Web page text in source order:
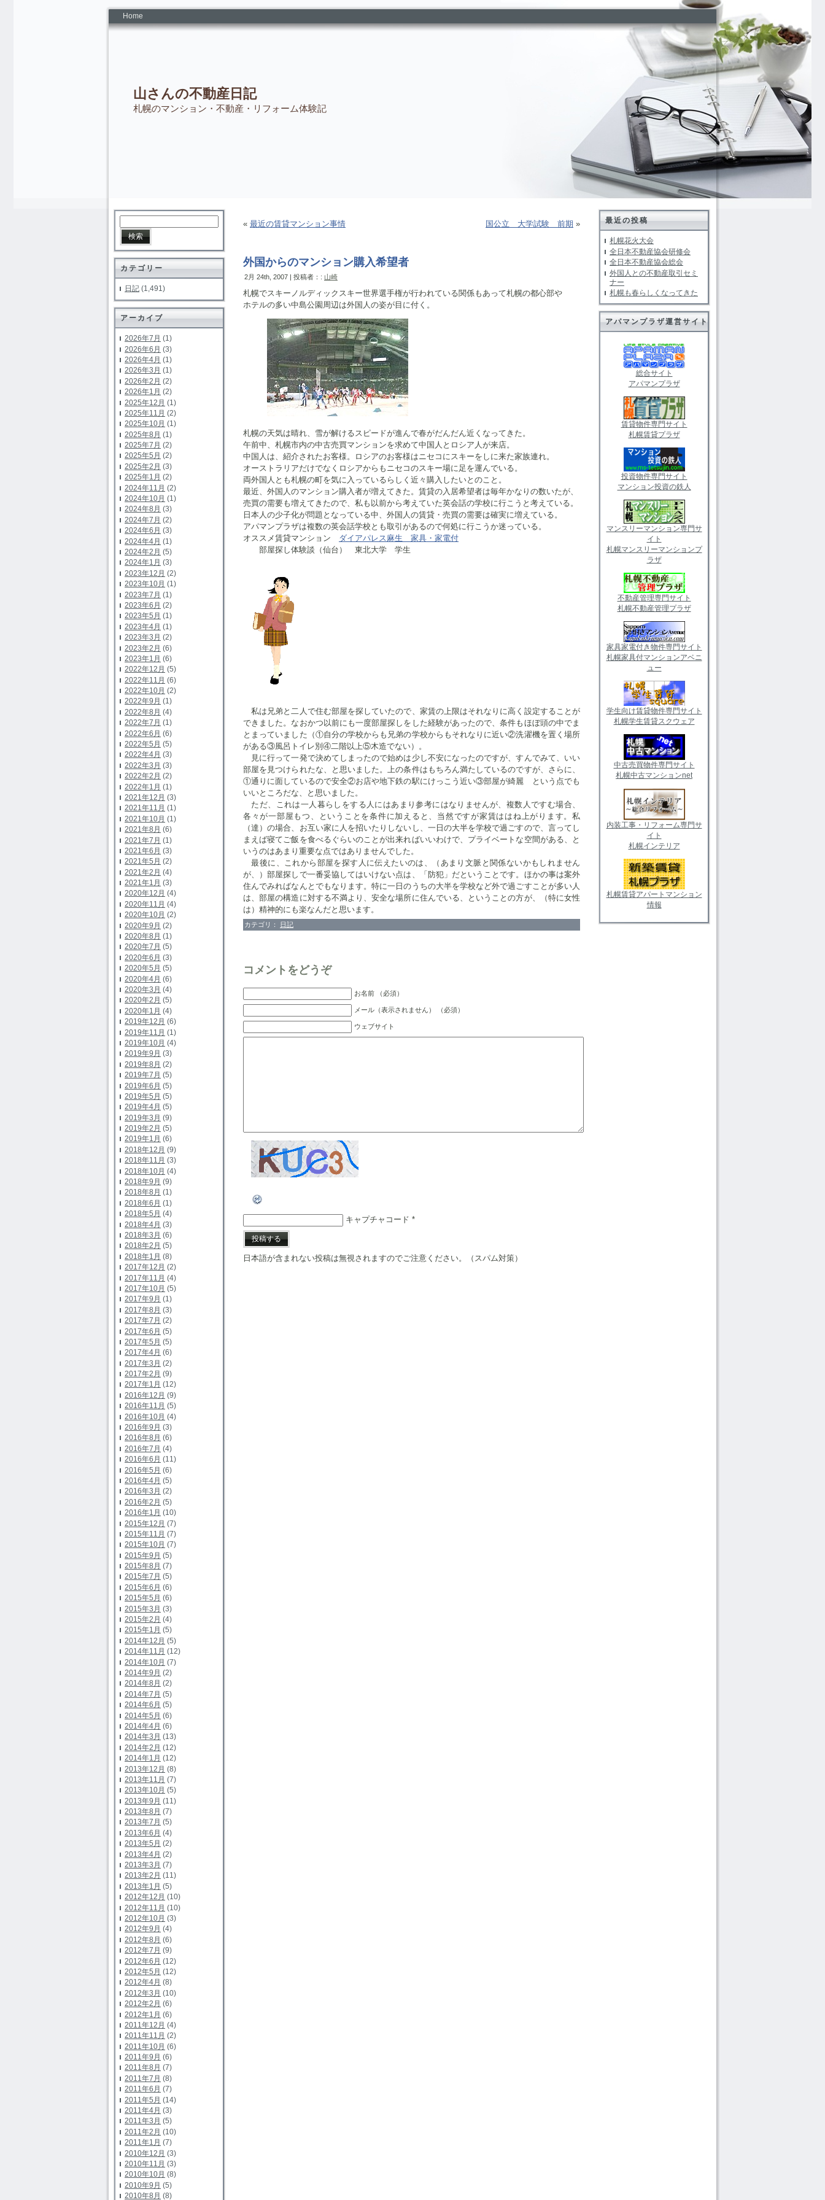
Home
山さんの不動産日記
札幌のマンション・不動産・リフォーム体験記
カテゴリー
日記 (1,491)
アーカイブ
2026年7月 (1)
2026年6月 (3)
2026年4月 (1)
2026年3月 (1)
2026年2月 (2)
2026年1月 (2)
2025年12月 (1)
2025年11月 (2)
2025年10月 (1)
2025年8月 (1)
2025年7月 (2)
2025年5月 (2)
2025年2月 (3)
2025年1月 (2)
2024年11月 (2)
2024年10月 (1)
2024年8月 (3)
2024年7月 (2)
2024年6月 (3)
2024年4月 (1)
2024年2月 (5)
2024年1月 (3)
2023年12月 (2)
2023年10月 (1)
2023年7月 (1)
2023年6月 (2)
2023年5月 (1)
2023年4月 (1)
2023年3月 (2)
2023年2月 (6)
2023年1月 (6)
2022年12月 (5)
2022年11月 (6)
2022年10月 (2)
2022年9月 (1)
2022年8月 (4)
2022年7月 (1)
2022年6月 (6)
2022年5月 (5)
2022年4月 (3)
2022年3月 (3)
2022年2月 (2)
2022年1月 (1)
2021年12月 (3)
2021年11月 (1)
2021年10月 (1)
2021年8月 (6)
2021年7月 (1)
2021年6月 (3)
2021年5月 (2)
2021年2月 (4)
2021年1月 (3)
2020年12月 (4)
2020年11月 (4)
2020年10月 (2)
2020年9月 (2)
2020年8月 (1)
2020年7月 (5)
2020年6月 (3)
2020年5月 (5)
2020年4月 (6)
2020年3月 (4)
2020年2月 (5)
2020年1月 (4)
2019年12月 (6)
2019年11月 (1)
2019年10月 (4)
2019年9月 (3)
2019年8月 (2)
2019年7月 (5)
2019年6月 (5)
2019年5月 (5)
2019年4月 (5)
2019年3月 (9)
2019年2月 (5)
2019年1月 (6)
2018年12月 (9)
2018年11月 (3)
2018年10月 (4)
2018年9月 (9)
2018年8月 (1)
2018年6月 (1)
2018年5月 (4)
2018年4月 (3)
2018年3月 (6)
2018年2月 (5)
2018年1月 (8)
2017年12月 (2)
2017年11月 (4)
2017年10月 (5)
2017年9月 (1)
2017年8月 (3)
2017年7月 (2)
2017年6月 (5)
2017年5月 (5)
2017年4月 (6)
2017年3月 (2)
2017年2月 (9)
2017年1月 (12)
2016年12月 (9)
2016年11月 (5)
2016年10月 (4)
2016年9月 (3)
2016年8月 (6)
2016年7月 (4)
2016年6月 (11)
2016年5月 (6)
2016年4月 (5)
2016年3月 (2)
2016年2月 (5)
2016年1月 (10)
2015年12月 (7)
2015年11月 (7)
2015年10月 (7)
2015年9月 (5)
2015年8月 (7)
2015年7月 (5)
2015年6月 (6)
2015年5月 (6)
2015年3月 (3)
2015年2月 (4)
2015年1月 (5)
2014年12月 (5)
2014年11月 (12)
2014年10月 (7)
2014年9月 (2)
2014年8月 (2)
2014年7月 (5)
2014年6月 (5)
2014年5月 (6)
2014年4月 (6)
2014年3月 (13)
2014年2月 (12)
2014年1月 (12)
2013年12月 (8)
2013年11月 (7)
2013年10月 (5)
2013年9月 (11)
2013年8月 (7)
2013年7月 (5)
2013年6月 (4)
2013年5月 (2)
2013年4月 (2)
2013年3月 (7)
2013年2月 (11)
2013年1月 (5)
2012年12月 (10)
2012年11月 (10)
2012年10月 (3)
2012年9月 (4)
2012年8月 (6)
2012年7月 (9)
2012年6月 (12)
2012年5月 (12)
2012年4月 (8)
2012年3月 (10)
2012年2月 (6)
2012年1月 (6)
2011年12月 (4)
2011年11月 (2)
2011年10月 (6)
2011年9月 (6)
2011年8月 (7)
2011年7月 (8)
2011年6月 (7)
2011年5月 (14)
2011年4月 (3)
2011年3月 (5)
2011年2月 (10)
2011年1月 (7)
2010年12月 (3)
2010年11月 (3)
2010年10月 (8)
2010年9月 (5)
2010年8月 (8)
« 最近の賃貸マンション事情 国公立 大学試験 前期 »
外国からのマンション購入希望者
2月 24th, 2007 | 投稿者：: 山崎
札幌でスキーノルディックスキー世界選手権が行われている関係もあって札幌の都心部や
ホテルの多い中島公園周辺は外国人の姿が目に付く。
札幌の天気は晴れ、雪が解けるスピードが進んで春がだんだん近くなってきた。
午前中、札幌市内の中古売買マンションを求めて中国人とロシア人が来店。
中国人は、紹介されたお客様。ロシアのお客様はニセコにスキーをしに来た家族連れ。
オーストラリアだけでなくロシアからもニセコのスキー場に足を運んでいる。
両外国人とも札幌の町を気に入っているらしく近々購入したいとのこと。
最近、外国人のマンション購入者が増えてきた。賃貸の入居希望者は毎年かなりの数いたが、
売買の需要も増えてきたので、私も以前から考えていた英会話の学校に行こうと考えている。
日本人の少子化が問題となっている中、外国人の賃貸・売買の需要は確実に増えている。
アパマンプラザは複数の英会話学校とも取引があるので何処に行こうか迷っている。
オススメ賃貸マンション ダイアパレス麻生 家具・家電付
部屋探し体験談（仙台） 東北大学 学生
私は兄弟と二人で住む部屋を探していたので、家賃の上限はそれなりに高く設定することが
できました。なおかつ以前にも一度部屋探しをした経験があったので、条件もほぼ頭の中でま
とまっていました（①自分の学校からも兄弟の学校からもそれなりに近い②洗濯機を置く場所
がある③風呂トイレ別④二階以上⑤木造でない）。
見に行って一発で決めてしまったので始めは少し不安になったのですが、すんでみて、いい
部屋を見つけられたな、と思いました。上の条件はもちろん満たしているのですが、さらに、
①通りに面しているので安全②お店や地下鉄の駅にけっこう近い③部屋が綺麗 という点でも
いいところだな、と思いました。
ただ、これは一人暮らしをする人にはあまり参考にはなりませんが、複数人ですむ場合、
各々が一部屋もつ、ということを条件に加えると、当然ですが家賃ははね上がります。私
（達）の場合、お互い家に人を招いたりしないし、一日の大半を学校で過ごすので、言ってし
まえば寝てご飯を食べるぐらいのことが出来ればいいわけで、プライベートな空間がある、と
いうのはあまり重要な点ではありませんでした。
最後に、これから部屋を探す人に伝えたいのは、（あまり文脈と関係ないかもしれません
が、）部屋探しで一番妥協してはいけない点は、「防犯」だということです。ほかの事は案外
住んでみればなんとでもなります。特に一日のうちの大半を学校など外で過ごすことが多い人
は、部屋の構造に対する不満より、安全な場所に住んでいる、ということの方が、（特に女性
は）精神的にも楽なんだと思います。
カテゴリ： 日記
コメントをどうぞ
お名前 （必須）
メール（表示されません） （必須）
ウェブサイト
キャプチャコード *
日本語が含まれない投稿は無視されますのでご注意ください。（スパム対策）
最近の投稿
札幌花火大会
全日本不動産協会研修会
全日本不動産協会総会
外国人との不動産取引セミ
ナー
札幌も春らしくなってきた
アパマンプラザ運営サイト
総合サイト
アパマンプラザ
賃貸物件専門サイト
札幌賃貸プラザ
投資物件専門サイト
マンション投資の鉄人
マンスリーマンション専門サ
イト
札幌マンスリーマンションプ
ラザ
不動産管理専門サイト
札幌不動産管理プラザ
家具家電付き物件専門サイト
札幌家具付マンションアベニ
ュー
学生向け賃貸物件専門サイト
札幌学生賃貸スクウェア
中古売買物件専門サイト
札幌中古マンションnet
内装工事・リフォーム専門サ
イト
札幌インテリア
札幌賃貸アパートマンション
情報